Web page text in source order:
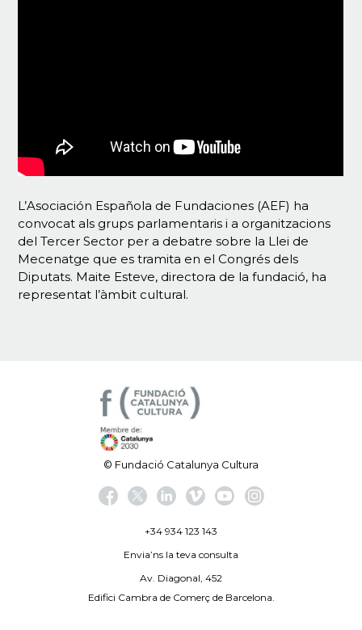
L’Asociación Española de Fundaciones (AEF) ha
convocat als grups parlamentaris i a organitzacions
del Tercer Sector per a debatre sobre la Llei de
Mecenatge que es tramita en el Congrés dels
Diputats. Maite Esteve, directora de la fundació, ha
representat l’àmbit cultural.
© Fundació Catalunya Cultura
+34 934 123 143
Envia’ns la teva consulta
Av. Diagonal, 452
Edifici Cambra de Comerç de Barcelona.